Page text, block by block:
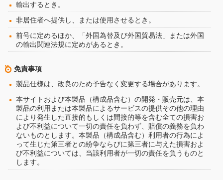
輸出するとき。
非居住者へ提供し、または使用させるとき。
前号に定めるほか、「外国為替及び外国貿易法」または外国
の輸出関連法規に定めがあるとき。
免責事項
製品仕様は、改良のため予告なく変更する場合があります。
本サイトおよび本製品（構成品含む）の開発・販売元は、本
製品の利用または本製品によるサービスの提供その他の理由
により発生した直接的もしくは間接的等を含む全ての損害お
よび不利益について一切の責任を負わず、賠償の義務を負わ
ないものとします。本製品（構成品含む）利用者の行為によ
って生じた第三者との紛争ならびに第三者に与えた損害およ
び不利益については、当該利用者が一切の責任を負うものと
します。